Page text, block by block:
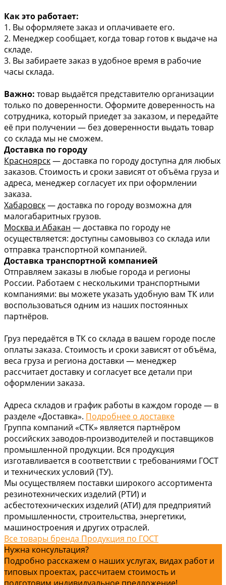
Как это работает:
1. Вы оформляете заказ и оплачиваете его.
2. Менеджер сообщает, когда товар готов к выдаче на
складе.
3. Вы забираете заказ в удобное время в рабочие
часы склада.
Важно: товар выдаётся представителю организации
только по доверенности. Оформите доверенность на
сотрудника, который приедет за заказом, и передайте
её при получении — без доверенности выдать товар
со склада мы не сможем.
Доставка по городу
Красноярск— доставка по городу доступна для любых
заказов. Стоимость и сроки зависят от объёма груза и
адреса, менеджер согласует их при оформлении
заказа.
Хабаровск— доставка по городу возможна для
малогабаритных грузов.
Москва и Абакан — доставка по городу не
осуществляется: доступны самовывоз со склада или
отправка транспортной компанией.
Доставка транспортной компанией
Отправляем заказы в любые города и регионы
России. Работаем с несколькими транспортными
компаниями: вы можете указать удобную вам ТК или
воспользоваться одним из наших постоянных
партнёров.
Груз передаётся в ТК со склада в вашем городе после
оплаты заказа. Стоимость и сроки зависят от объёма,
веса груза и региона доставки — менеджер
рассчитает доставку и согласует все детали при
оформлении заказа.
Адреса складов и график работы в каждом городе — в
разделе «Доставка». Подробнее о доставке
Группа компаний «СТК» является партнёром
российских заводов-производителей и поставщиков
промышленной продукции. Вся продукция
изготавливается в соответствии с требованиями ГОСТ
и технических условий (ТУ).
Мы осуществляем поставки широкого ассортимента
резинотехнических изделий (РТИ) и
асбестотехнических изделий (АТИ) для предприятий
промышленности, строительства, энергетики,
машиностроения и других отраслей.
Все товары бренда Продукция по ГОСТ
Нужна консультация?
Подробно расскажем о наших услугах, видах работ и
типовых проектах, рассчитаем стоимость и
подготовим индивидуальное предложение!